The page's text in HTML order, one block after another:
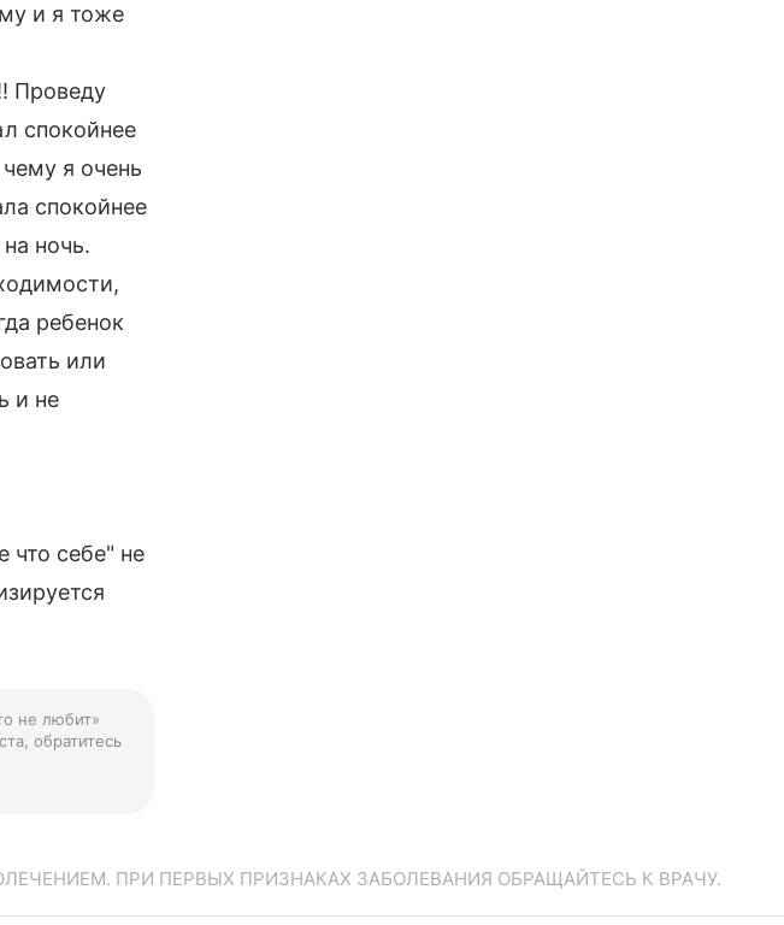
и я тоже
Проведу
спокойнее
я очень
спокойнее
ночь.
ребенок
или
и не
что себе" не
не любит»
обратитесь
ПРИ ПЕРВЫХ ПРИЗНАКАХ ЗАБОЛЕВАНИЯ ОБРАЩАЙТЕСЬ К ВРАЧУ.